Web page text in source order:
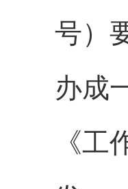
号）
办成
《